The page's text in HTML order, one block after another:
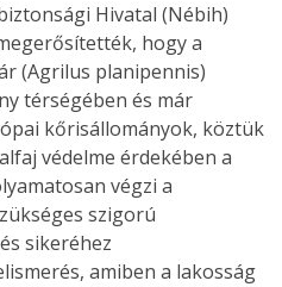
Hivatal (Nébih)
hogy a
(Agrilus planipennis)
térségében és már
kőrisállományok, köztük
védelme érdekében a
végzi a
szigorú
sikeréhez
amiben a lakosság